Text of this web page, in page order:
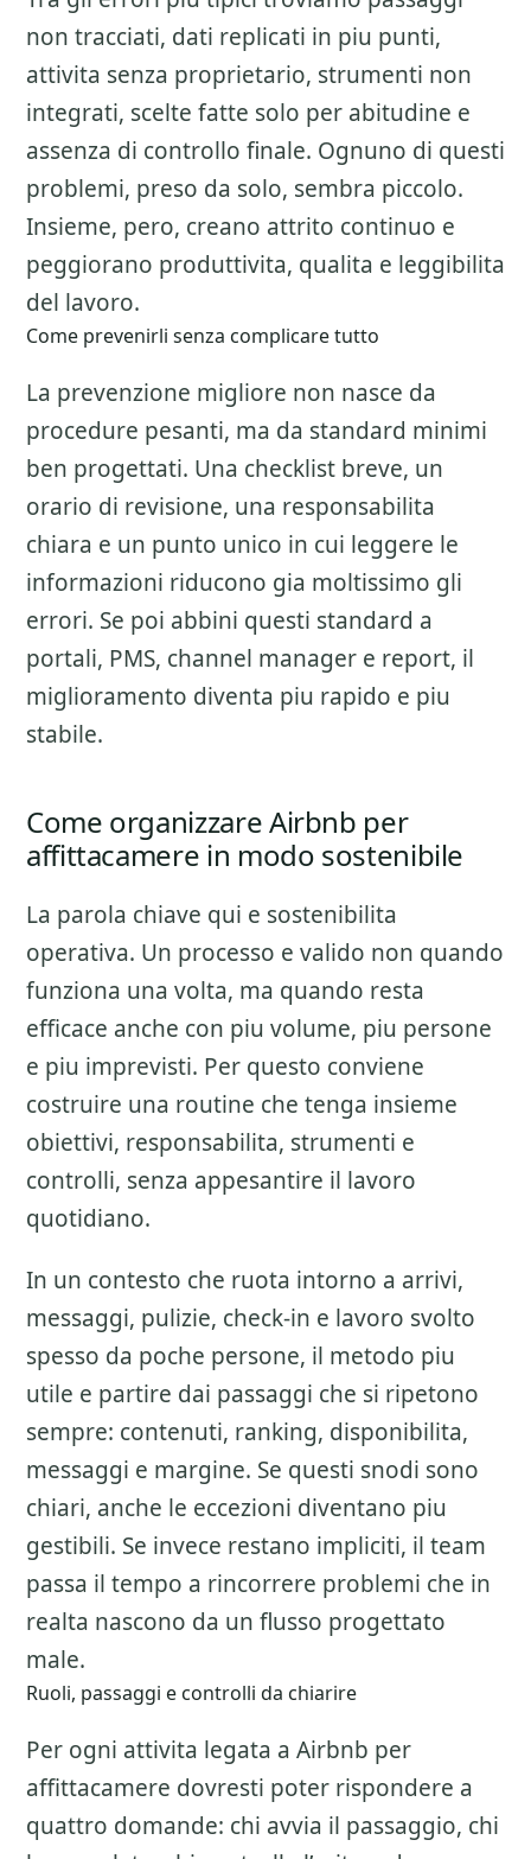
non tracciati, dati replicati in piu punti,
attivita senza proprietario, strumenti non
integrati, scelte fatte solo per abitudine e
assenza di controllo finale. Ognuno di questi
problemi, preso da solo, sembra piccolo.
Insieme, pero, creano attrito continuo e
peggiorano produttivita, qualita e leggibilita
del lavoro.
Come prevenirli senza complicare tutto
La prevenzione migliore non nasce da
procedure pesanti, ma da standard minimi
ben progettati. Una checklist breve, un
orario di revisione, una responsabilita
chiara e un punto unico in cui leggere le
informazioni riducono gia moltissimo gli
errori. Se poi abbini questi standard a
portali, PMS, channel manager e report, il
miglioramento diventa piu rapido e piu
stabile.
Come organizzare Airbnb per
affittacamere in modo sostenibile
La parola chiave qui e sostenibilita
operativa. Un processo e valido non quando
funziona una volta, ma quando resta
efficace anche con piu volume, piu persone
e piu imprevisti. Per questo conviene
costruire una routine che tenga insieme
obiettivi, responsabilita, strumenti e
controlli, senza appesantire il lavoro
quotidiano.
In un contesto che ruota intorno a arrivi,
messaggi, pulizie, check-in e lavoro svolto
spesso da poche persone, il metodo piu
utile e partire dai passaggi che si ripetono
sempre: contenuti, ranking, disponibilita,
messaggi e margine. Se questi snodi sono
chiari, anche le eccezioni diventano piu
gestibili. Se invece restano impliciti, il team
passa il tempo a rincorrere problemi che in
realta nascono da un flusso progettato
male.
Ruoli, passaggi e controlli da chiarire
Per ogni attivita legata a Airbnb per
affittacamere dovresti poter rispondere a
quattro domande: chi avvia il passaggio, chi